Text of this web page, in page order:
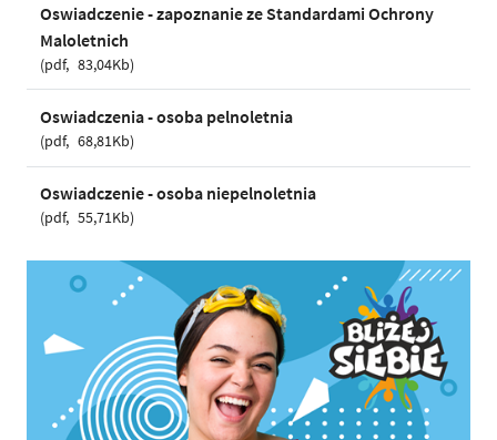
Oswiadczenie - zapoznanie ze Standardami Ochrony
Maloletnich
pdf 83,04Kb
Oswiadczenia - osoba pelnoletnia
pdf 68,81Kb
Oswiadczenie - osoba niepelnoletnia
pdf 55,71Kb